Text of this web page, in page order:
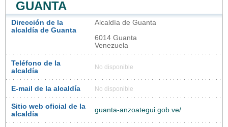
GUANTA
Dirección de la
alcaldía de Guanta
Alcaldía de Guanta
6014 Guanta
Venezuela
Teléfono de la
alcaldía
No disponible
E-mail de la alcaldía No disponible
Sitio web oficial de la
alcaldía
guanta-anzoategui.gob.ve/